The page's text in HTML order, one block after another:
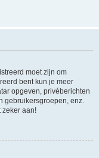
moet zijn om
bent kun je meer
opgeven, privéberichten
gebruikersgroepen, enz.
zeker aan!